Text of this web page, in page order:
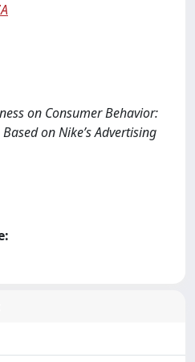
on Consumer Behavior:
on Nike’s Advertising